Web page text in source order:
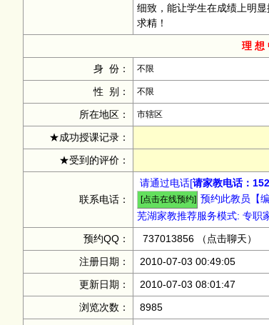
细致，能让学生在成绩上明
求精！
理 想
身 份：
不限
性 别： 不限
所在地区： 市辖区
★成功授课记录：
★受到的评价：
联系电话：
请通过电话[请家教电话：
预约此教员【
芜湖家教推荐服务模式: 专职
预约QQ：
737013856 （点击聊天）
注册日期：
2010-07-03 00:49:05
更新日期：
2010-07-03 08:01:47
浏览次数：
8985